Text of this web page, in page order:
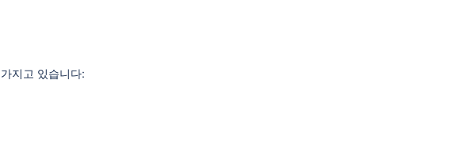
지고 있습니다: